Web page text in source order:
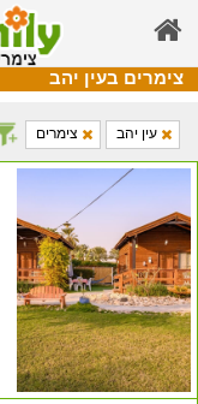
צימרים בעין יהב
עין יהב צימרים